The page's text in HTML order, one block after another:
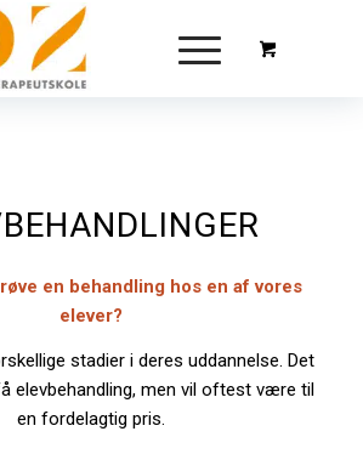
en behandling hos en af vores
elever?
stadier i deres uddannelse. Det
elevbehandling, men vil oftest være til
en fordelagtig pris.